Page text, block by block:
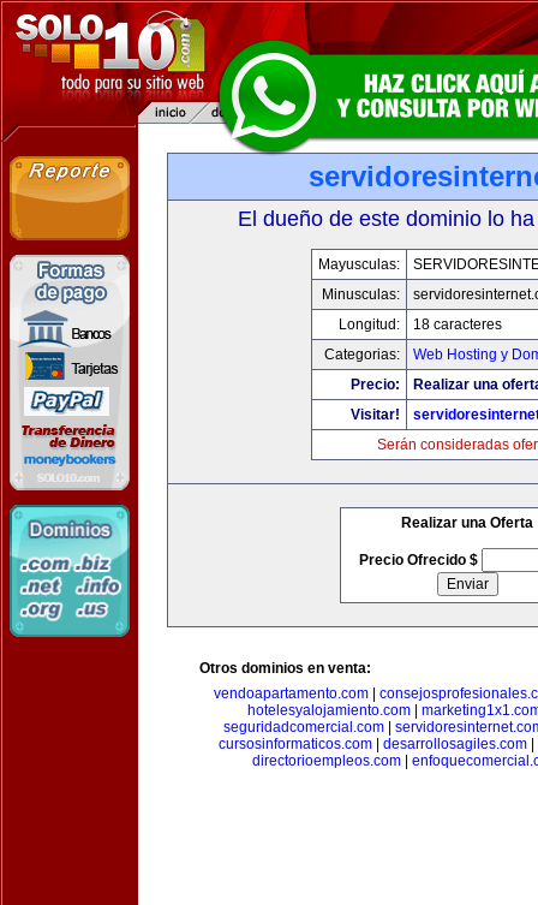
El dueño de este dominio lo
Mayusculas:
Minusculas:
Longitud:
18 caracteres
Categorias:
Web Hosting y
Precio:
Realizar una
Visitar!
Serán consideradas
Realizar una Oferta
Precio Ofrecido $
Otros dominios en venta:
vendoapartamento.com
hotelesyalojamiento.com|
seguridadcomercial.com|
cursosinformaticos.com
desarrollosagiles.com
directorioempleos.com